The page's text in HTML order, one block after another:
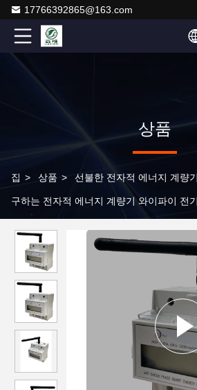
17766392865@163.com
상품
집 > 상품 > 선불한 전자적 에너지 계량기
구하는 전자적 에너지 계량기 와이파이 전